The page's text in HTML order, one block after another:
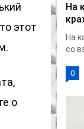
этот
о
На
На
со
0